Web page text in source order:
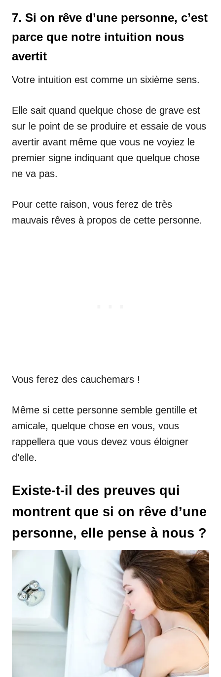
7. Si on rêve d’une personne, c’est
parce que notre intuition nous
avertit
Votre intuition est comme un sixième sens.
Elle sait quand quelque chose de grave est
sur le point de se produire et essaie de vous
avertir avant même que vous ne voyiez le
premier signe indiquant que quelque chose
ne va pas.
Pour cette raison, vous ferez de très
mauvais rêves à propos de cette personne.
Vous ferez des cauchemars !
Même si cette personne semble gentille et
amicale, quelque chose en vous, vous
rappellera que vous devez vous éloigner
d’elle.
Existe-t-il des preuves qui
montrent que si on rêve d’une
personne, elle pense à nous ?